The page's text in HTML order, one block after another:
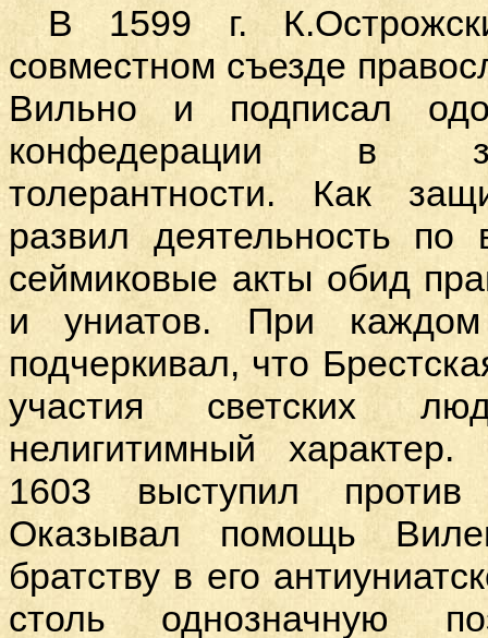
В 1599 г.
совместном съезде
Вильно и подписал
конфедерации в
толерантности. Как
развил деятельность
сеймиковые акты обид
и униатов. При каждом
подчеркивал, что
участия светских
нелигитимный
1603 выступил против
Оказывал помощь
братству в его
столь однозначную